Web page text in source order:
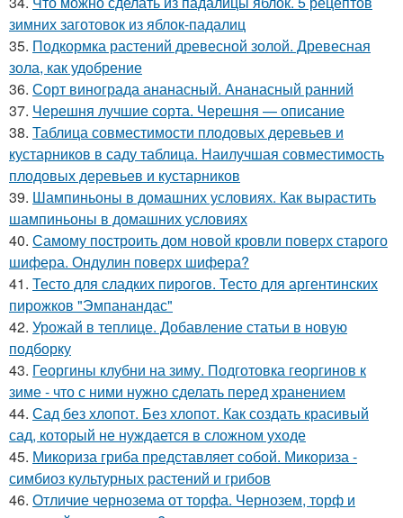
зимних заготовок из яблок-падалиц
35. Подкормка растений древесной золой. Древесная
зола, как удобрение
36. Сорт винограда ананасный. Ананасный ранний
37. Черешня лучшие сорта. Черешня — описание
38. Таблица совместимости плодовых деревьев и
кустарников в саду таблица. Наилучшая совместимость
плодовых деревьев и кустарников
39. Шампиньоны в домашних условиях. Как вырастить
шампиньоны в домашних условиях
40. Самому построить дом новой кровли поверх старого
шифера. Ондулин поверх шифера?
41. Тесто для сладких пирогов. Тесто для аргентинских
пирожков "Эмпанандас"
42. Урожай в теплице. Добавление статьи в новую
подборку
43. Георгины клубни на зиму. Подготовка георгинов к
зиме - что с ними нужно сделать перед хранением
44. Сад без хлопот. Без хлопот. Как создать красивый
сад, который не нуждается в сложном уходе
45. Микориза гриба представляет собой. Микориза -
симбиоз культурных растений и грибов
46. Отличие чернозема от торфа. Чернозем, торф и